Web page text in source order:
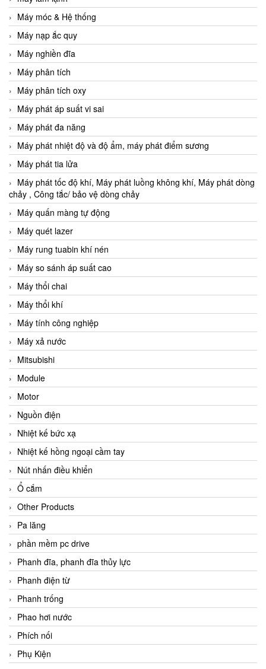
Máy móc & Hệ thống
Máy nạp ắc quy
Máy nghiền đĩa
Máy phân tích
Máy phân tích oxy
Máy phát áp suất vi sai
Máy phát đa năng
Máy phát nhiệt độ và độ ẩm, máy phát điểm sương
Máy phát tia lửa
Máy phát tốc độ khí, Máy phát luồng không khí, Máy phát dòng
chảy , Công tắc/ bảo vệ dòng chảy
Máy quấn màng tự động
Máy quét lazer
Máy rung tuabin khí nén
Máy so sánh áp suất cao
Máy thổi chai
Máy thổi khí
Máy tính công nghiệp
Máy xả nước
Mitsubishi
Module
Motor
Nguồn điện
Nhiệt kế bức xạ
Nhiệt kế hồng ngoại cầm tay
Nút nhấn điều khiển
Ổ cắm
Other Products
Pa lăng
phần mềm pc drive
Phanh đĩa, phanh đĩa thủy lực
Phanh điện từ
Phanh trống
Phao hơi nước
Phích nối
Phụ Kiện